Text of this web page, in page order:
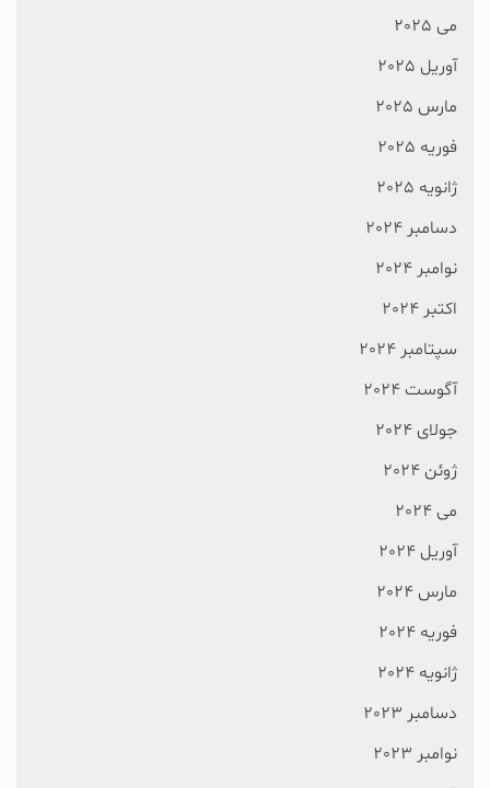
می 2025
آوریل 2025
مارس 2025
فوریه 2025
ژانویه 2025
دسامبر 2024
نوامبر 2024
اکتبر 2024
سپتامبر 2024
آگوست 2024
جولای 2024
ژوئن 2024
می 2024
آوریل 2024
مارس 2024
فوریه 2024
ژانویه 2024
دسامبر 2023
نوامبر 2023